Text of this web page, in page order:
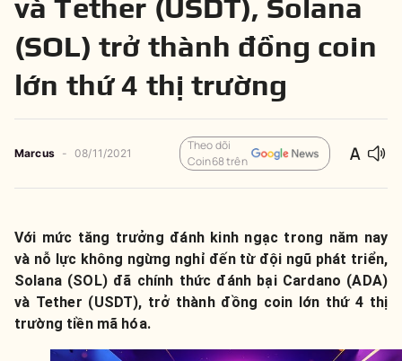
và Tether (USDT), Solana
(SOL) trở thành đồng coin
lớn thứ 4 thị trường
Marcus - 08/11/2021
Theo dõi
Coin68 trên
Với mức tăng trưởng đánh kinh ngạc trong năm nay
và nỗ lực không ngừng nghỉ đến từ đội ngũ phát triển,
Solana (SOL) đã chính thức đánh bại Cardano (ADA)
và Tether (USDT), trở thành đồng coin lớn thứ 4 thị
trường tiền mã hóa.